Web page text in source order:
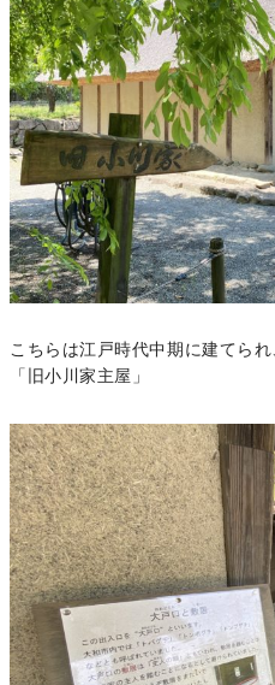
こちらは江戸時代中期に建てら
「旧小川家主屋」